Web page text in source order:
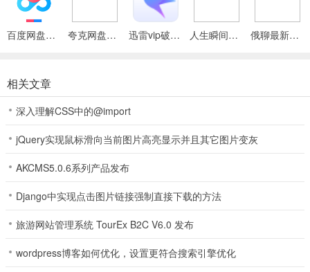
2. 本地放映厅：支持多种视频格式，畅享沉浸式播放体验，流畅无卡
4. 简洁高清操作：音频播放简洁高清，支持滑动切换本地视频播放。
内容。
问：本地放映厅有什么特点？
百度网盘绿色免安装Pc电脑版 夸克网盘官方正式版 迅雷vip破解版永久会员2024版 人生瞬间最新手机版 俄聊最新手机版
相关文章
深入理解CSS中的@import
jQuery实现鼠标滑向当前图片高亮显示并且其它图片变灰
AKCMS5.0.6系列产品发布
Django中实现点击图片链接强制直接下载的方法
旅游网站管理系统 TourEx B2C V6.0 发布
wordpress博客如何优化，设置更符合搜索引擎优化